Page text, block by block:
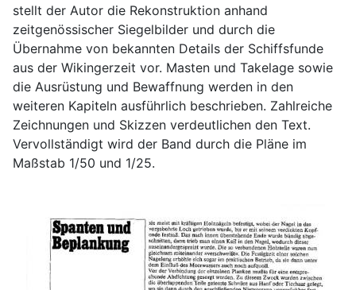
stellt der Autor die Rekonstruktion anhand
zeitgenössischer Siegelbilder und durch die
Übernahme von bekannten Details der Schiffsfunde
aus der Wikingerzeit vor. Masten und Takelage sowie
die Ausrüstung und Bewaffnung werden in den
weiteren Kapiteln ausführlich beschrieben. Zahlreiche
Zeichnungen und Skizzen verdeutlichen den Text.
Vervollständigt wird der Band durch die Pläne im
Maßstab 1/50 und 1/25.